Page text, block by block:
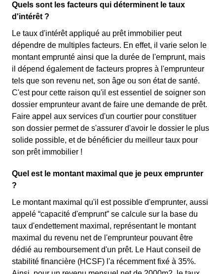
Quels sont les facteurs qui déterminent le taux
d'intérêt ?
Le taux d'intérêt appliqué au prêt immobilier peut
dépendre de multiples facteurs. En effet, il varie selon le
montant emprunté ainsi que la durée de l'emprunt, mais
il dépend également de facteurs propres à l'emprunteur
tels que son revenu net, son âge ou son état de santé.
C'est pour cette raison qu'il est essentiel de soigner son
dossier emprunteur avant de faire une demande de prêt.
Faire appel aux services d'un courtier pour constituer
son dossier permet de s'assurer d'avoir le dossier le plus
solide possible, et de bénéficier du meilleur taux pour
son prêt immobilier !
Quel est le montant maximal que je peux emprunter
?
Le montant maximal qu'il est possible d'emprunter, aussi
appelé “capacité d'emprunt” se calcule sur la base du
taux d'endettement maximal, représentant le montant
maximal du revenu net de l'emprunteur pouvant être
dédié au remboursement d'un prêt. Le Haut conseil de
stabilité financière (HCSF) l'a récemment fixé à 35%.